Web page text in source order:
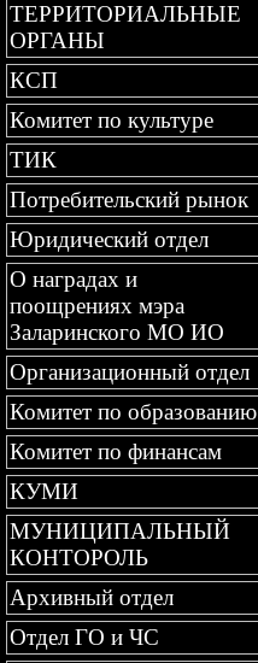
ТЕРРИТОРИАЛЬНЫЕ
ОРГАНЫ
КСП
Комитет по культуре
ТИК
Потребительский рынок
Юридический отдел
О наградах и
поощрениях мэра
Заларинского МО ИО
Организационный отдел
Комитет по образованию
Комитет по финансам
КУМИ
МУНИЦИПАЛЬНЫЙ
КОНТОРОЛЬ
Архивный отдел
Отдел ГО и ЧС